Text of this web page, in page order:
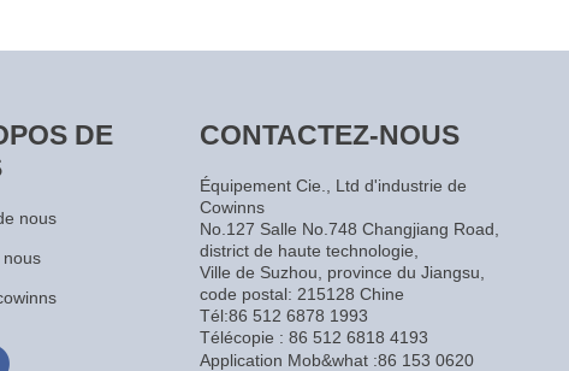
DE
nous
CONTACTEZ-NOUS
Équipement Cie., Ltd d'industrie de
Cowinns
No.127 Salle No.748 Changjiang Road,
district de haute technologie,
Ville de Suzhou, province du Jiangsu,
code postal: 215128 Chine
Tél:86 512 6878 1993
Télécopie : 86 512 6818 4193
Application Mob&what :86 153 0620